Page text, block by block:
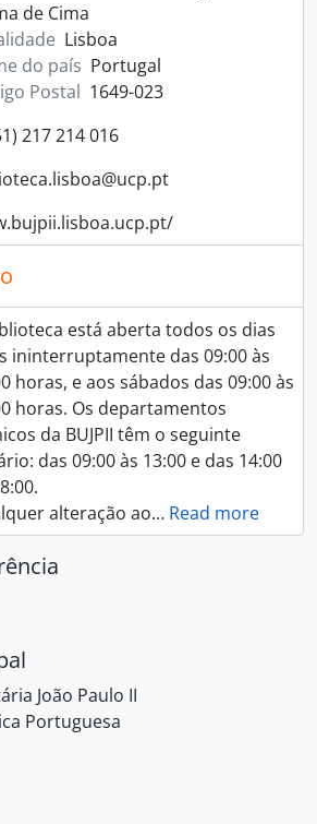
de Cima
Lisboa
do país Portugal
Postal 1649-023
217 214 016
está aberta todos os dias
ininterruptamente das 09:00 às
horas, e aos sábados das 09:00 às
horas. Os departamentos
da BUJPII têm o seguinte
das 09:00 às 13:00 e das 14:00
alteração ao… Read more
João Paulo II
Portuguesa